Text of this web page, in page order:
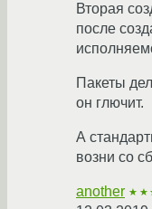
Вторая
после
Пакеты
он глючит.
А
возни со
another